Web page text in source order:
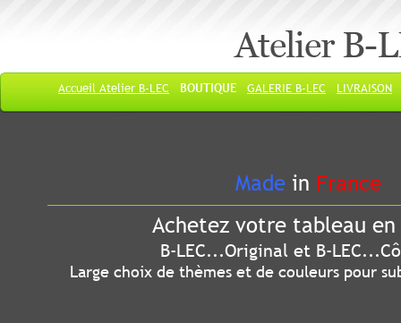
Atelier B-
Accueil Atelier B-LEC BOUTIQUE GALERIE B-LEC LIVRAISON
Made in France
Achetez votre tableau
B-LEC...Original et B-
Large choix de thèmes et de couleurs pour